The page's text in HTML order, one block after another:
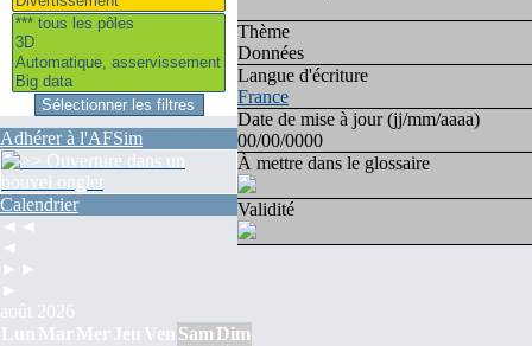
Adhérer à l'AFSim
Calendrier
◄◄
◄
►►
►
août 2026
Lun Mar Mer Jeu Ven Sam Dim
Thème
Données
Langue d'écriture
France
Date de mise à jour (jj/mm/aaaa)
00/00/0000
À mettre dans le glossaire
Validité